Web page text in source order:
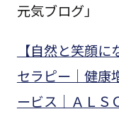
元気ブログ」
【自然と笑顔
セラピー｜健康
ービス｜ＡＬ